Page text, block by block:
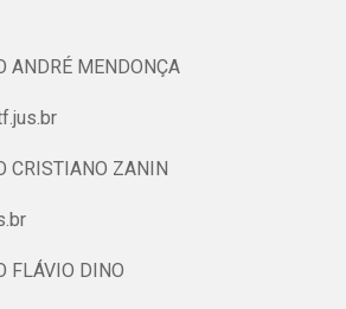
ANDRÉ MENDONÇA
CRISTIANO ZANIN
FLÁVIO DINO